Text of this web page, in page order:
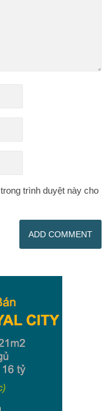
trình duyệt này cho